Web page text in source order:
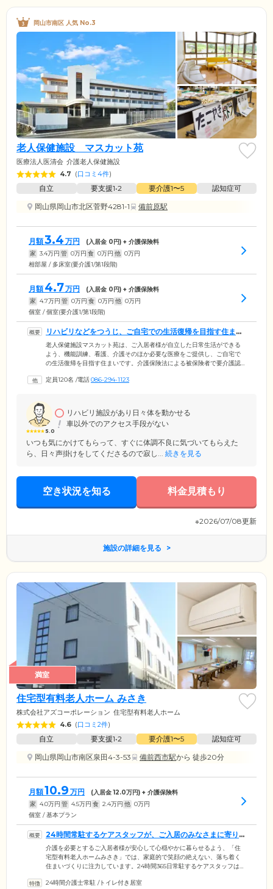
岡山市南区 人気 No.3
老人保健施設 マスカット苑
医療法人医清会 介護老人保健施設
4.7 (口コミ4件)
自立 要支援1•2 要介護1〜5
認知症可
岡山県岡山市北区菅野4281-1
備前原駅
月額3.4 万円 (入居金 0円) + 介護保険料
家 3.4万円 管 0万円 食 0万円 他 0万円
相部屋 / 多床室(要介護1/第1段階)
月額 4.7万円 (入居金 0円) + 介護保険料
家 4.7万円 管 0万円 食 0万円 他 0万円
個室 / 個室(要介護1/第1段階)
リハビリなどをつうじ、ご自宅での生活復帰を目指す住まい
です
老人保健施設マスカット苑は、ご入居者様が自立した日常生活ができる
よう、機能訓練、看護、介護そのほか必要な医療をご提供し、ご自宅で
の生活復帰を目指す住まいです。介護保険法による被保険者で要介護認
度1～5で、リハビリテーションを必要とされる方にご入居いただけま
面から安心の毎日を支援します。みなさまが生きがいを見い出し、健や
かに暮らせるよう、心身両面にわたる質の高いトータルケアをご提供し
ます。
定員120名 /電話086-294-1123
5.0
リハビリ施設があり日々体を動かせる
車以外でのアクセス手段がない
いつも気にかけてもらって、すぐに体調不良に気づいてもらえた
ら、日々声掛けをしてくださるので寂し... 続きを見る
空き状況を知る 料金見積もり
※2026/07/08更新
施設の詳細を見る
満室
住宅型有料老人ホーム みさき
株式会社アズコーポレーション 住宅型有料老人ホーム
4.6 (口コミ2件)
自立 要支援1•2 要介護1〜5
認知症可
岡山県岡山市南区泉田4-3-53
備前西市駅から 徒歩20分
月額10.9 万円 (入居金12.0万円) + 介護保険料
家 4.0万円 管 4.5万円 食 2.4万円 他 0万円
個室 / 基本プラン
24時間常駐するケアスタッフが、ご入居のみなさまに寄り
添っています
介護を必要とするご入居者様が安心して心穏やかに暮らせるよう、「住
宅型有料老人ホームみさき」では、家庭的で笑顔の絶えない、落ち着く
住まいづくりに注力しています。24時間365日常駐するケアスタッフは
合わせたケアサービスをご提供。すべてのお部屋にナースコールを完備
24時間介護士常駐 /トイレ付き居室